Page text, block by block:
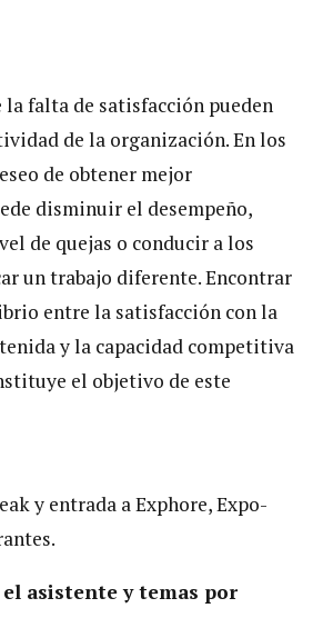
la falta de satisfacción pueden
de la organización. En los
de obtener mejor
disminuir el desempeño,
de quejas o conducir a los
un trabajo diferente. Encontrar
entre la satisfacción con la
y la capacidad competitiva
el objetivo de este
y entrada a Exphore, Expo-
asistente y temas por